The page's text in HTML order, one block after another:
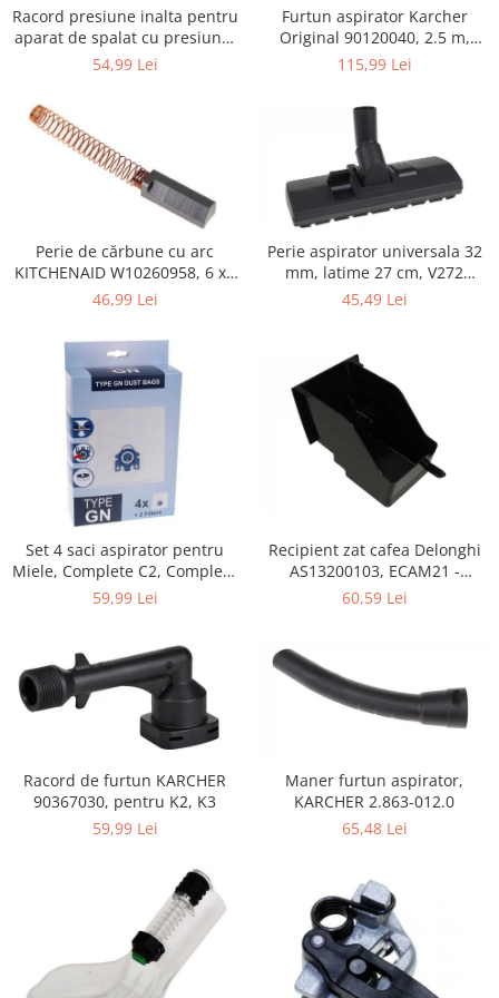
Servere, Componente & UPS
Telecomenzi garaj
Accesorii antrenament
Accesorii Fitness
Accesorii sportive
Ciclism
Sporturi acvatice
TV, Audio & Foto
Aparate Foto & Accesorii
Audio HI-FI & Profesionale
Camere video si sport
Drone si Accesorii
Home Cinema & Audio
Playere, Boxe & Casti
Telescoape & Optica
Televizoare & accesorii
Ambalaje cadouri
Cadouri
Curatenie si intretinere
Racord presiune inalta pentru
aparat de spalat cu presiune,
KARCHER 9.013-355.0, K4/K5
54,99 Lei
Furtun aspirator Karcher
Original 90120040, 2.5 m,
negru
115,99 Lei
Perie de cărbune cu arc
KITCHENAID W10260958, 6 x6
x 19 mm, pentru 5KSM15
46,99 Lei
Perie aspirator universala 32
mm, latime 27 cm, V272
ECONOMY
45,49 Lei
Set 4 saci aspirator pentru
Miele, Complete C2, Complete
C3, Classic C1, S8, S5, S2,
59,99 Lei
Recipient zat cafea Delonghi
AS13200103, ECAM21 -
ECAM25
60,59 Lei
Racord de furtun KARCHER
90367030, pentru K2, K3
59,99 Lei
Maner furtun aspirator,
KARCHER 2.863-012.0
65,48 Lei